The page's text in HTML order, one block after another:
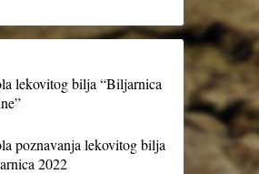
lekovitog bilja “Biljarnica
poznavanja lekovitog bilja
2022